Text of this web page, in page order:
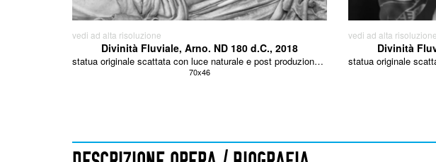
vedi ad alta risoluzione
Divinità Fluviale, Arno. ND 180 d.C., 2018
statua originale scattata con luce naturale e post produzione, carta baritata fine art
70x46
vedi ad alta risoluzione
Divinità